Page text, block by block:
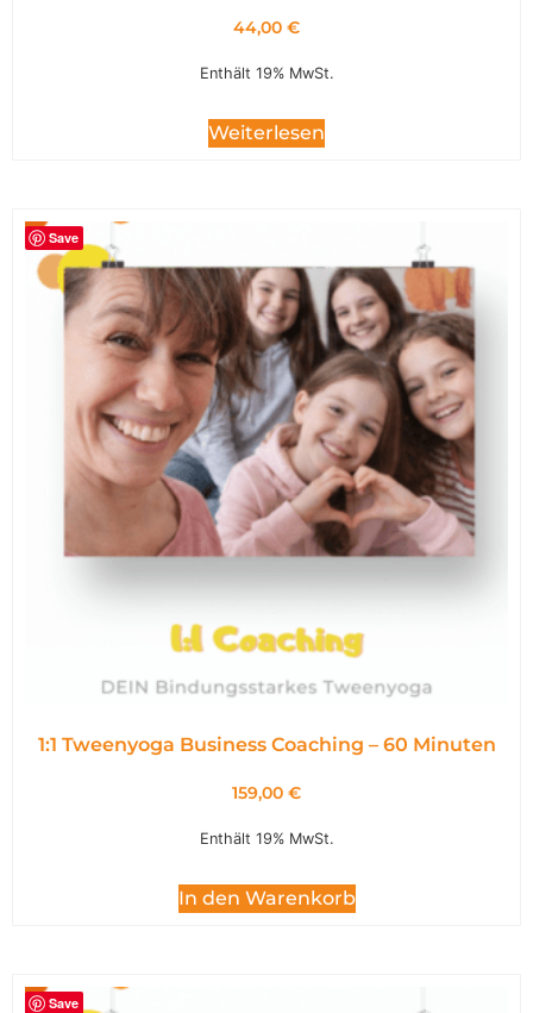
44,00 €
Enthält 19% MwSt.
Weiterlesen
Save
1:1 Tweenyoga Business Coaching – 60 Minuten
159,00 €
Enthält 19% MwSt.
In den Warenkorb
Save